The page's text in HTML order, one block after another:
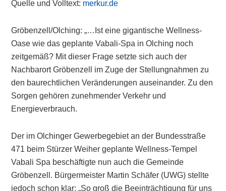
Quelle und Volltext: merkur.de
Gröbenzell/Olching: „…Ist eine gigantische Wellness-
Oase wie das geplante Vabali-Spa in Olching noch
zeitgemäß? Mit dieser Frage setzte sich auch der
Nachbarort Gröbenzell im Zuge der Stellungnahmen zu
den baurechtlichen Veränderungen auseinander. Zu den
Sorgen gehören zunehmender Verkehr und
Energieverbrauch.
Der im Olchinger Gewerbegebiet an der Bundesstraße
471 beim Stürzer Weiher geplante Wellness-Tempel
Vabali Spa beschäftigte nun auch die Gemeinde
Gröbenzell. Bürgermeister Martin Schäfer (UWG) stellte
jedoch schon klar: „So groß die Beeinträchtigung für uns